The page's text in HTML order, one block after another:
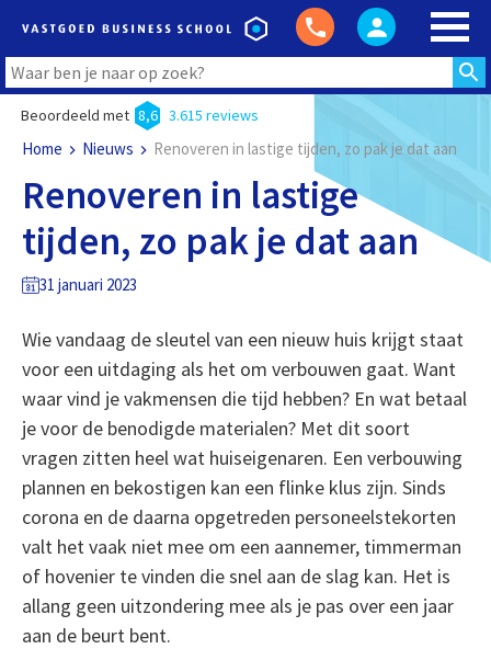
Beoordeeld met 8,6 3.615 reviews
Home Nieuws Renoveren in lastige tijden, zo pak je dat aan
Renoveren in lastige
tijden, zo pak je dat aan
31 januari 2023
Wie vandaag de sleutel van een nieuw huis krijgt staat
voor een uitdaging als het om verbouwen gaat. Want
waar vind je vakmensen die tijd hebben? En wat betaal
je voor de benodigde materialen? Met dit soort
vragen zitten heel wat huiseigenaren. Een verbouwing
plannen en bekostigen kan een flinke klus zijn. Sinds
corona en de daarna opgetreden personeelstekorten
valt het vaak niet mee om een aannemer, timmerman
of hovenier te vinden die snel aan de slag kan. Het is
allang geen uitzondering mee als je pas over een jaar
aan de beurt bent.